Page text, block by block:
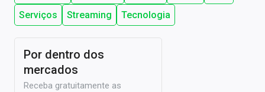
Serviços
Streaming Tecnologia
Por dentro dos
mercados
Receba gratuitamente as